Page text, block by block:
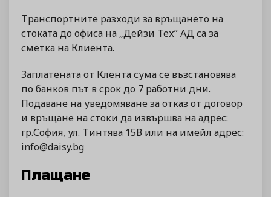
Транспортните разходи за връщането на
стоката до офиса на „Дейзи Тех” АД са за
сметка на Клиента.
Заплатената от Клента сума се възстановява
по банков път в срок до 7 работни дни.
Подаване на уведомяване за отказ от договор
и връщане на стоки да извършва на адрес:
гр.София, ул. Тинтява 15В или на имейл адрес:
info@daisy.bg
Плащане